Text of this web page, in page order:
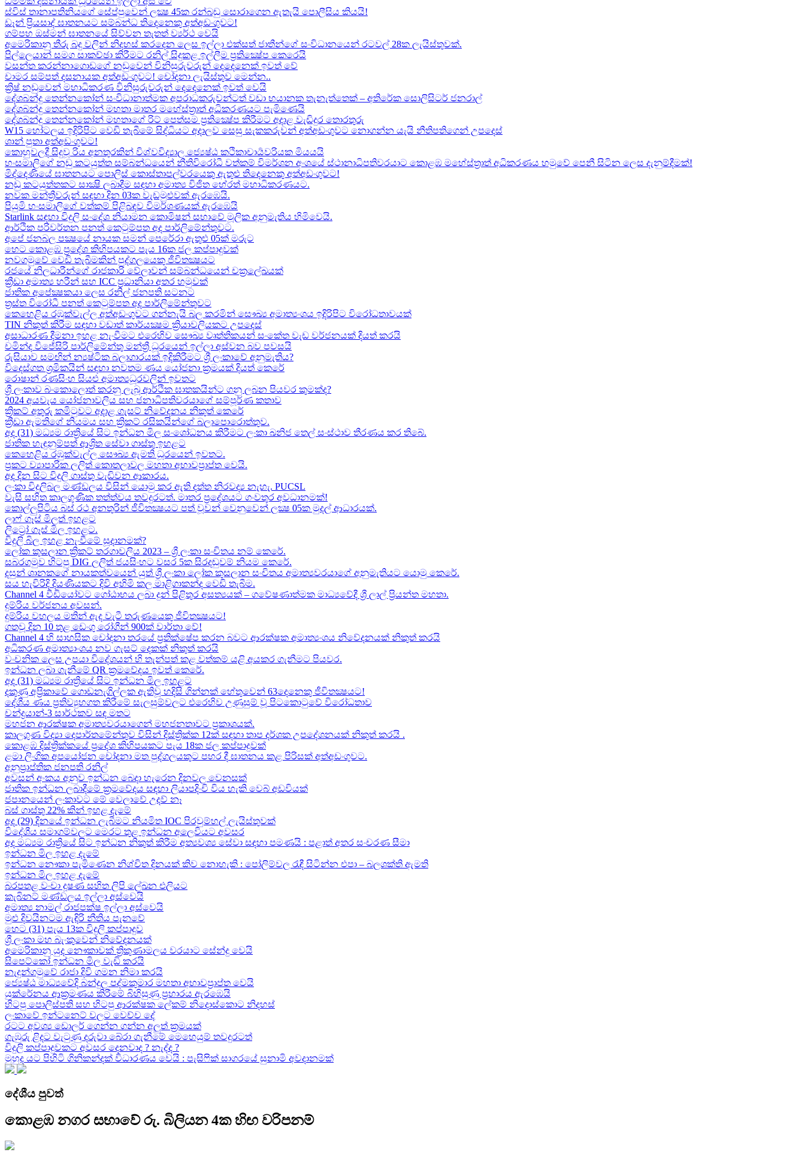
ස්විස් තානාපතිනියගේ සේප්පුවෙන් ලක්‍ෂ 45ක රන්බඩු සොරාගෙන ඇතැයි පොලීසිය කියයි!
ඩෑන් ප්‍රියසාද් ඝාතනයට සම්බන්ධ තිදෙනෙකු අත්අඩංගුවට​!
ගම්පහ ඔස්මන් ඝාතනයේ සිව්වන තැතත් ව්‍යර්ථ වෙයි
අමෙරිකානු තීරු බදු වලින් නිදහස් කරදෙන ලෙස ඉල්ලා එක්සත් ජාතීන්ගේ සංවිධානයෙන් රටවල් 28ක ලැයිස්තුවක්.
පිල්ලෙයාන් සමග සාකච්ඡා කිරීමට රනිල් සිදුකළ ඉල්ලීම ප්‍රතික්‍ෂේප කෙරෙයි
වසන්ත කරන්නාගොඩගේ නඩුවෙන් විනිසුරුවරුන් දෙදෙනෙක් ඉවත් වේ
චාමර සම්පත් දසනායක අත්අඩංගුවට​! චෝදනා ලැයිස්තුව මෙන්න​..
ක්‍රිෂ් නඩුවෙන් මහාධිකරණ විනිසුරුවරුන් දෙදෙනෙක් ඉවත් වෙයි
දේශබන්දු තෙන්නකෝන් සංවිධානාත්මක අපරාධකරුවන්ටත් වඩා භයානක තැනැත්තෙක් – අතිරේක සොලිසිටර් ජනරාල්
දේශබන්දු තෙන්නකෝන් මහතා මාතර මහේස්ත්‍රාත් අධිකරණයට පැමිණෙයි
දේශබන්දු තෙන්නකෝන් මහතාගේ රිට් පෙත්සම ප්‍රතික්‍ෂේප කිරීමට අදාළ වැඩිදුර තොරතුරු
W15 හෝටලය ඉදිරිපිට වෙඩි තැබීමේ සිද්ධියට අදාලව​ සෙසු සැකකරුවන් අත්අඩංගුවට නොගන්න යැයි නීතිපතිගෙන් උපදෙස්
ශාන් පුතා අත්අඩංගුවට!
කොහුවලදී සිදුවූ රිය අනතුරකින් විශ්වවිද්‍යාල ජ්‍යෙෂ්ඨ කථිකාචාර්‍යවරියක මියයයි
හංසමාලිගේ නඩු කටයුත්ත සම්බන්ධයෙන් නීතිවිරෝධී වත්කම් විමර්ශන අංශයේ ස්ථානාධිපතිවරයාට කොළඹ මහේස්ත්‍රාත් අධිකරණය හමුවේ පෙනී සිටින ලෙස දැනුම්දීමක්!
මිද්දෙණියේ ඝාතනයට පොලිස් කොස්තාපල්වරයෙකු ඇතුළු තිදෙනෙකු අත්අඩංගුවට​!
නඩු කටයුත්තකට සාක්‍ෂි ලබාදීම සඳහා අමාත්‍ය විජිත හේරත් මහාධිකරණයට​.
නවක මන්ත්‍රීවරුන් සඳහා දින 03ක වැඩමුළුවක් ඇරඹෙයි.
පියුමි හංසමාලිගේ වත්කම් පිළිබඳව විමර්ශණයක් ඇරඹෙයි
Starlink සඳහා විදුලි සංදේශ නියාමන කොමිෂන් සභාවේ මූලික අනුමැතිය හිමිවෙයි.
ආර්ථික පරිවර්තන පනත් කෙටුම්පත අද පාර්ලිමේන්තුවට.
අපේ ජනබල පක්‍ෂයේ නායක සමන් පෙරේරා ඇතුළු 05ක් මරුට​
හෙට කොළඹ ප්‍රදේශ කිහිපයකට පැය 16ක ජල කප්පාදුවක්
නවගමුවේ වෙඩි තැබීමකින් පුද්ගලයෙකු ජීවිතක්‍ෂයට​
රජයේ නිලධාරීන්ගේ රාජකාරි වේලාවන් සම්බන්ධයෙන් චක්‍රලේඛයක්
ක්‍රීඩා අමාත්‍ය හරීන් සහ​ ICC ප්‍රධානියා අතර හමුවක්
ජාතික අපේක්‍ෂකයා ලෙස රනිල් ජනපති සටනට​
ත්‍රස්ත විරෝධී පනත් කෙටුම්පත අද පාර්ලිමේන්තුවට​
කෙහෙළිය රඹුක්වැල්ල අත්අඩංගුවට ගන්නැයි බල කරමින් සෞඛ්‍ය අමාත්‍යංශය ඉදිරිපිට විරෝධතාවයක්
TIN නිකුත් කිරීම සඳහා වඩාත් කාර්යක්‍ෂම ක්‍රියාවලියකට උපදෙස්
අසාධාරණ දීමනා ඉහළ නැංවීමට එරෙහිව සෞඛ්‍ය වෘත්තිකයන් සංකේත වැඩ වර්ජනයක් දියත් කරයි
චමින්ද විජේසිරි පාර්ලිමේන්තු මන්ත්‍රී ධූරයෙන් ඉල්ලා අස්වන බව පවසයි
රුසියාව සමඟින් න්‍යෂ්ටික බලාගාරයක් ඉදිකිරීමට ශ්‍රී ලංකාවේ අනුමැතිය?
විදෙස්ගත ශ්‍රමිකයින් සඳහා නවතම ණය යෝජනා ක්‍රමයක් දියත් කෙරේ
රොෂාන් රණසිංහ සියළු අමාත්‍යධූරවලින් ඉවතට​
ශ්‍රී ලංකාව බංකොලොත් කරනු ලැබූ ආර්ථික ඝාතකයින්ට ගනු ලබන පියවර කුමක්ද​?
2024 අයවැය යෝජනාවලිය​ සහ ජනාධිපතිවරයාගේ සම්පූර්ණ කතාව​
ක්‍රිකට් අතුරු කමිටුවට අදාළ ගැසට් නිවේදනය නිකුත් කෙරේ
ක්‍රීඩා ඇමතිගේ නියමය​ සහ ක්‍රිකට් රසිකයින්ගේ බලාපොරොත්තුව.
අද (31) මධ්‍යම රාත්‍රියේ සිට ඉන්ධන මිල සංශෝධනය කිරීමට ලංකා ඛනිජ තෙල් සංස්ථාව තීරණය කර තිබේ.
ජාතික හැඳුනුම්පත් ආශ්‍රිත සේවා ගාස්තු ඉහළට
කෙහෙළිය රඹුක්වැල්ල සෞඛ්‍ය ඇමති ධූරයෙන් ඉවතට​.
ප්‍රකට ව්‍යාපාරික ලලිත් කොතලාවල මහතා අභාවප්‍රාප්ත වෙයි.
අද දින​ සිට විදුලි ගාස්තු වැඩිවන ආකාරය​.
ලංකා විදුලිබල මණ්ඩලය විසින් යොමු කර ඇති දත්ත නිරවද්‍ය නැහැ. PUCSL
වැසි සහිත කාලගුණික තත්ත්වය තවදුරටත්. මාතර ප්‍රදේශයට ගංවතුර අවධානමක්!
කොල්ලුපිටිය බස් රථ අනතුරින් ජීවිතක්‍ෂයට පත් වූවන් වෙනුවෙන් ලක්‍ෂ 05ක​ මුදල් ආධාරයක්​.
ලාෆ් ගෑස් මිලත් ඉහළට​
ලිට්‍රෝ ගෑස් මිල​ ඉහළට​.
විදුලි බිල ඉහළ නැංවීමේ සූදානමක්?
ලෝක කුසලාන ක්‍රිකට් තරගාවලිය 2023 – ශ්‍රී ලංකා සංචිතය නම් කෙරේ​.
සබරගමුව හිටපු DIG ලලිත් ජයසිංහට වසර 5ක සිරදඬුවම් නියම කෙරේ.
දසුන් ශානකගේ නායකත්වයෙන් යුත් ශ්‍රී ලංකා ලෝක කුසලාන සංචිතය අමාත්‍යවරයාගේ අනුමැතියට​ යොමු කෙරේ.
සය හැවිරිදි දියණියකට දිවි අහිමි කල මාළිගාකන්ද වෙඩි තැබීම​.
Channel 4 වීඩියෝවට ගෝඨාභය ලබා දුන් පිළිතුර අසත්‍යයක් – ගවේෂණාත්මක මාධ්‍යවේදී ශ්‍රී ලාල් ප්‍රියන්ත මහතා.
දුම්රිය වර්ජනය අවසන්.
දුම්රිය වහලය මතින් ඇද​ වැටී තරුණයෙකු ජීවිතක්‍ෂයට​!
ගතවූ දින 10 තුළ ඩෙංගු රෝගීන් 900ක් වාර්තා වේ!
Channel 4 හි සාහසික චෝදනා තරයේ ප්‍රතික්ෂේප කරන බවට ආරක්ෂක අමාත්‍යංශය නිවේදනයක් නිකුත් කරයි
අධිකරණ අමාත්‍යාංශය නව ගැසට් දෙකක් නිකුත් කරයි
වංචනික ලෙස උපයා විදේශයන් හි තැන්පත් කළ​ වත්කම් යළි අයකර ගැනීමට පියවර​.
ඉන්ධන ලබා ගැනීමේ QR ක්‍රමවේදය ඉවත් කෙරේ.
අද (31) මධ්‍යම රාත්‍රියේ සිට ඉන්ධන මිල ඉහළට
දකුණු අප්‍රිකාවේ ගොඩනැගිල්ලක ඇතිවූ හදිසි ගින්නක් හේතුවෙන් 63දෙනෙකු ජීවිතක්‍ෂයට​!
දේශීය​ ණය ප්‍රතිව්‍යුහගත කිරීමේ සැලසුම්වලට එරෙහිව උණුසුම් වූ පිටකොටුවේ විරෝධතාව
චන්ද්‍රයාන්-3 සාර්ථකව සඳ මතට​
මහජන ආරක්ෂක අමාත්‍යවරයාගෙන් මහජනතාවට ප්‍රකාශයක්.
කාලගුණ විද්‍යා දෙපාර්තමේන්තුව විසින් දිස්ත්‍රික්ක 12ක් සඳහා තාප දර්ශක උපදේශනයක් නිකුත් කරයි .
කොළඹ දිස්ත්‍රික්කයේ ප්‍රදේශ කිහිපයකට පැය 18ක ජල කප්පාදුවක්
ළමා ලිංගික අපයෝජන චෝදනා මත පුද්ගලයකුට පහර දී ඝාතනය කළ පිරිසක් අත්අඩංගුවට.
අනුප්‍රාප්තික ජනපති රනිල්
අවසන් අංකය අනුව ඉන්ධන බෙදා හැරෙන දිනවල වෙනසක්
ජාතික ඉන්ධන ලබාදීමේ ක්‍රමවේදය සඳහා ලියාපදිංචි විය හැකි වෙබ් අඩවියක්
ජපානයෙන් ලංකාවට මේ වෙලාවේ උදව් නෑ
බස් ගාස්තු 22% කින් ඉහළ දැමේ
අද (29) දිනයේ ඉන්ධන ලැබීමට නියමිත IOC පිරවුම්හල් ලැයිස්තුවක්
විදේශීය සමාගම්වලට මෙරට තුළ ඉන්ධන අලෙවියට අවසර
අද මධ්‍යම රාත්‍රියේ සිට ඉන්ධන නිකුත් කිරීම අත්‍යවශ්‍ය සේවා සඳහා පමණයි : පළාත් අතර සංචරණ සීමා
ඉන්ධන මිල ඉහළ දැමේ
ඉන්ධන නෞකා පැමිණෙන නිශ්චිත දිනයක් කිව නොහැකි : පෝලිම්වල රැඳී සිටින්න එපා – බලශක්ති ඇමති
ඉන්ධන මිල ඉහළ දැමේ
බරපතළ වංචා දූෂණ සහිත ලිපි ලේඛන එලියට
කැබිනට් මණ්ඩලය ඉල්ලා අස්වෙයි
අමාත්‍ය නාමල් රාජපක්ෂ ඉල්ලා අස්වෙයි
මුළු දිවයිනටම ඇඳිරි නීතිය පැනවේ
හෙට (31) පැය 13ක විදුලි කප්පාදුව
ශ්‍රී ලංකා මහ බැංකුවෙන් නිවේදනයක්
අමෙරිකානු යුද නෞකාවක් ත්‍රිකුණාමලය වරයාට සේන්දු වෙයි
සිපෙට්කෝ ඉන්ධන මිල වැඩි කරයි
නැදුන්ගමුවේ රාජා දිවි ගමන නිමා කරයි
ජ්‍යෙෂ්ඨ මාධ්‍යවේදි බන්දුල පද්මකුමාර මහතා අභාවප්‍රාප්ත වෙයි
යුක්රේනය ආක්‍රමණය කිරීමේ බිහිසුණු ප්‍රහාරය ඇරඹෙයි
හිටපු පොලිස්පති සහ හිටපු ආරක්ෂක ලේකම් නිදොස්කොට නිදහස්
ලංකාවේ ඉන්ටනෙට් වලට වෙච්ච දේ
රටට අවශ්‍ය ඩොලර් ගෙන්න ගන්න අලුත් ක්‍රමයක්
ගැඹුරු ළිදට වැටුණු දරුවා බේරා ගැනීමේ මෙහෙයුම් තවදුරටත්
විදුලි කප්පාදුවකට අවසර දෙනවාද ? නැද්ද ?
මුහුද යට පිහිටි ගිනිකන්දක් විධාරණය වෙයි : පැසිෆික් සාගරයේ සුනාමි අවදානමක්
දේශීය පුවත්
කොළඹ නගර සභාවේ රු. බිලියන 4ක හිඟ වරිපනම්